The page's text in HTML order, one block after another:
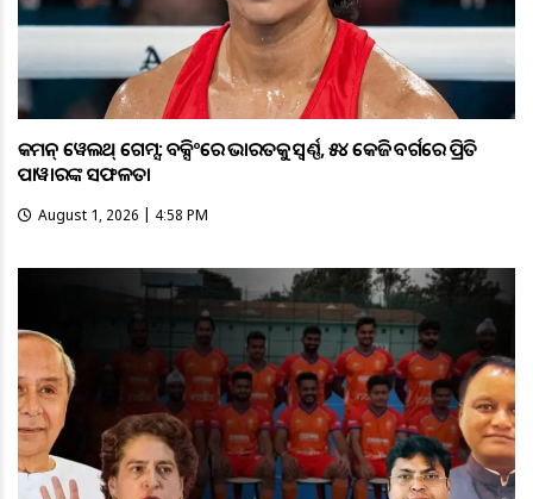
କମନ୍ ୱେଲଥ୍ ଗେମ୍ସ: ବକ୍ସିଂରେ ଭାରତକୁ ସ୍ବର୍ଣ୍ଣ, ୫୪ କେଜି ବର୍ଗରେ ପ୍ରିତି
ପାୱାରଙ୍କ ସଫଳତା
August 1, 2026 | 4:58 PM